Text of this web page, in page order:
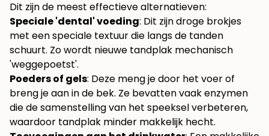
Dit zijn de meest effectieve alternatieven:
Speciale 'dental' voeding: Dit zijn droge brokjes
met een speciale textuur die langs de tanden
schuurt. Zo wordt nieuwe tandplak mechanisch
'weggepoetst'.
Poeders of gels: Deze meng je door het voer of
breng je aan in de bek. Ze bevatten vaak enzymen
die de samenstelling van het speeksel verbeteren,
waardoor tandplak minder makkelijk hecht.